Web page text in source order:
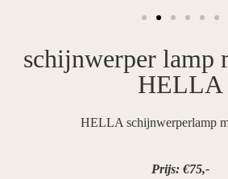
schijnwerper lamp
HELLA
HELLA schijnwerperlamp
Prijs: €75,-